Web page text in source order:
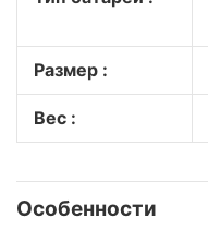
Размер :
Вес :
Особенности